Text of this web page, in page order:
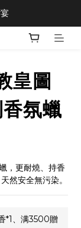
皇圖
氛蠟
，更耐燒、持香
然安全無污染。
*1、满3500贈